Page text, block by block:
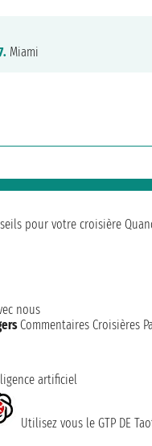
Miami
pour votre croisière
nous
Commentaires Croisières
artificiel
Utilisez vous le GTP DE